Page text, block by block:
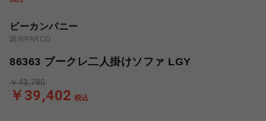
ビーカンパニー
調布PARCO
86363 ブークレ二人掛けソファ LGY
￥39,402 税込
￥43,780